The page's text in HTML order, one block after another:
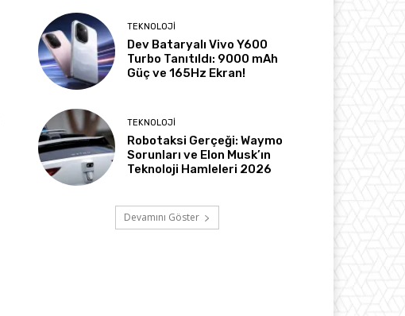
TEKNOLOJI
Dev Bataryalı Vivo Y600
Turbo Tanıtıldı: 9000 mAh
Güç ve 165Hz Ekran!
TEKNOLOJI
Robotaksi Gerçeği: Waymo
Sorunları ve Elon Musk’ın
Teknoloji Hamleleri 2026
Devamını Göster